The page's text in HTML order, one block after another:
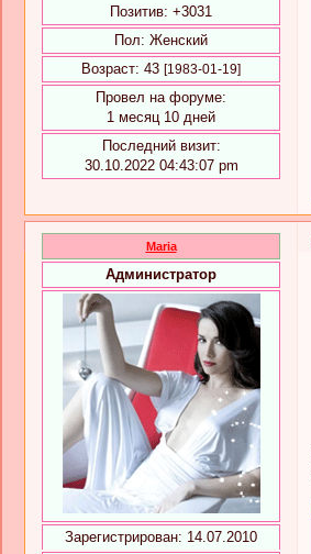
Позитив: +3031
Пол: Женский
Возраст: 43 [1983-01-19]
Провел на форуме:
1 месяц 10 дней
Последний визит:
30.10.2022 04:43:07 pm
Maria
Администратор
Зарегистрирован: 14.07.2010